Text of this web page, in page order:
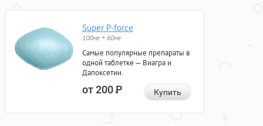
Super P-force
100мг + 60мг
Самые популярные препараты в
одной таблетке — Виагра и
Дапоксетин.
от 200Р Купить